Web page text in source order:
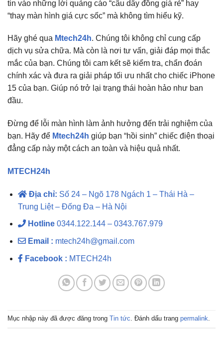
tin vào những lời quảng cáo “câu dây đồng giá rẻ” hay
“thay màn hình giá cực sốc” mà không tìm hiểu kỹ.
Hãy ghé qua Mtech24h. Chúng tôi không chỉ cung cấp
dịch vụ sửa chữa. Mà còn là nơi tư vấn, giải đáp mọi thắc
mắc của bạn. Chúng tôi cam kết sẽ kiểm tra, chẩn đoán
chính xác và đưa ra giải pháp tối ưu nhất cho chiếc iPhone
15 của bạn. Giúp nó trở lại trạng thái hoàn hảo như ban
đầu.
Đừng để lỗi màn hình làm ảnh hưởng đến trải nghiệm của
bạn. Hãy để Mtech24h giúp bạn “hồi sinh” chiếc điện thoại
đẳng cấp này một cách an toàn và hiệu quả nhất.
MTECH24h
Địa chỉ: Số 24 – Ngõ 178 Ngách 1 – Thái Hà –
Trung Liệt – Đống Đa – Hà Nội
Hotline0344.122.144 – 0343.767.979
Email : mtech24h@gmail.com
Facebook : MTECH24h
Mục nhập này đã được đăng trong Tin tức . Đánh dấu trang permalink